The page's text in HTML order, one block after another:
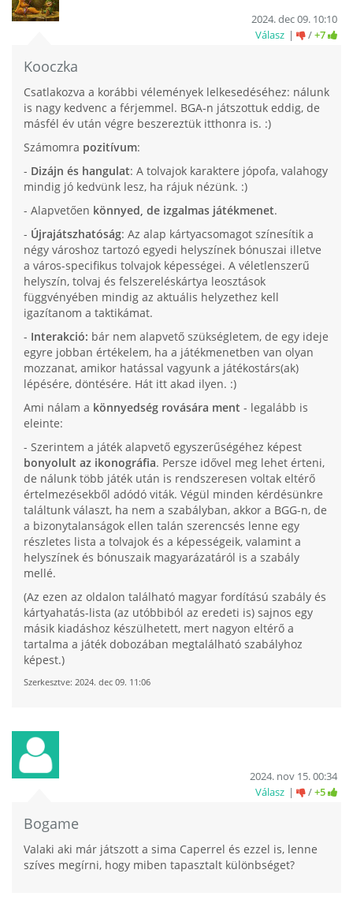
Kooczka
2024. dec 09. 10:10
Válasz
/+7
Csatlakozva a korábbi vélemények lelkesedéséhez: nálunk
is nagy kedvenc a férjemmel. BGA-n játszottuk eddig, de
másfél év után végre beszereztük itthonra is. :)
Számomra pozitívum:
- Dizájn és hangulat: A tolvajok karaktere jópofa, valahogy
mindig jó kedvünk lesz, ha rájuk nézünk. :)
- Alapvetően könnyed, de izgalmas játékmenet.
- Újrajátszhatóság: Az alap kártyacsomagot színesítik a
négy városhoz tartozó egyedi helyszínek bónuszai illetve
a város-specifikus tolvajok képességei. A véletlenszerű
helyszín, tolvaj és felszereléskártya leosztások
függvényében mindig az aktuális helyzethez kell
igazítanom a taktikámat.
- Interakció: bár nem alapvető szükségletem, de egy ideje
egyre jobban értékelem, ha a játékmenetben van olyan
mozzanat, amikor hatással vagyunk a játékostárs(ak)
lépésére, döntésére. Hát itt akad ilyen. :)
Ami nálam a könnyedség rovására ment - legalább is
eleinte:
- Szerintem a játék alapvető egyszerűségéhez képest
bonyolult az ikonográfia. Persze idővel meg lehet érteni,
de nálunk több játék után is rendszeresen voltak eltérő
értelmezésekből adódó viták. Végül minden kérdésünkre
találtunk választ, ha nem a szabályban, akkor a BGG-n, de
a bizonytalanságok ellen talán szerencsés lenne egy
részletes lista a tolvajok és a képességeik, valamint a
helyszínek és bónuszaik magyarázatáról is a szabály
mellé.
(Az ezen az oldalon található magyar fordítású szabály és
kártyahatás-lista (az utóbbiból az eredeti is) sajnos egy
másik kiadáshoz készülhetett, mert nagyon eltérő a
tartalma a játék dobozában megtalálható szabályhoz
képest.)
Szerkesztve: 2024. dec 09. 11:06
Bogame
2024. nov 15. 00:34
Válasz
/+5
Valaki aki már játszott a sima Caperrel és ezzel is, lenne
szíves megírni, hogy miben tapasztalt különbséget?